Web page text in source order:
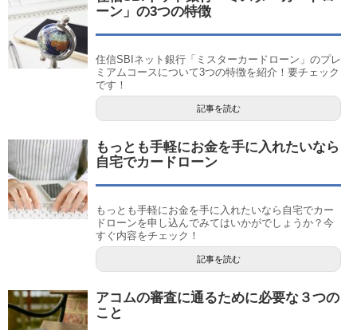
ーン」の3つの特徴
住信SBIネット銀行「ミスターカードローン」のプレ
ミアムコースについて3つの特徴を紹介！要チェック
です！
記事を読む
もっとも手軽にお金を手に入れたいなら
自宅でカードローン
もっとも手軽にお金を手に入れたいなら自宅でカー
ドローンを申し込んでみてはいかがでしょうか？今
すぐ内容をチェック！
記事を読む
アコムの審査に通るために必要な３つの
こと